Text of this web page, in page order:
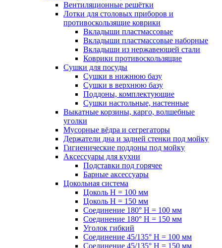
Вентиляционные решётки
Лотки для столовых приборов и
противоскользящие коврики
Вкладыши пластмассовые
Вкладыши пластмассовые наборные
Вкладыши из нержавеющей стали
Коврики противоскользящие
Сушки для посуды
Сушки в нижнюю базу
Сушки в верхнюю базу
Поддоны, комплектующие
Сушки настольные, настенные
Выкатные корзины, карго, волшебные
уголки
Мусорные вёдра и сегрегаторы
Держатели дна и задней стенки под мойку
Гигиенические поддоны под мойку
Аксессуары для кухни
Подставки под горячее
Барные аксессуары
Цокольная система
Цоколь H = 100 мм
Цоколь H = 150 мм
Соединение 180° H = 100 мм
Соединение 180° H = 150 мм
Уголок гибкий
Соединение 45/135° H = 100 мм
Соединение 45/135° H = 150 мм